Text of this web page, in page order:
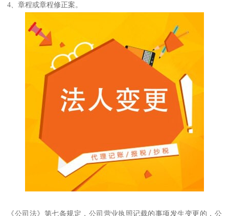
4、章程或章程修正案。
《公司法》第七条规定，公司营业执照记载的事项发生变更的，公